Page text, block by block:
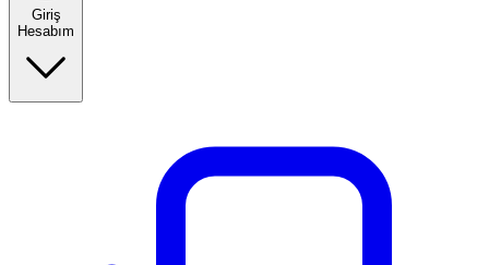
Giriş
Hesabım